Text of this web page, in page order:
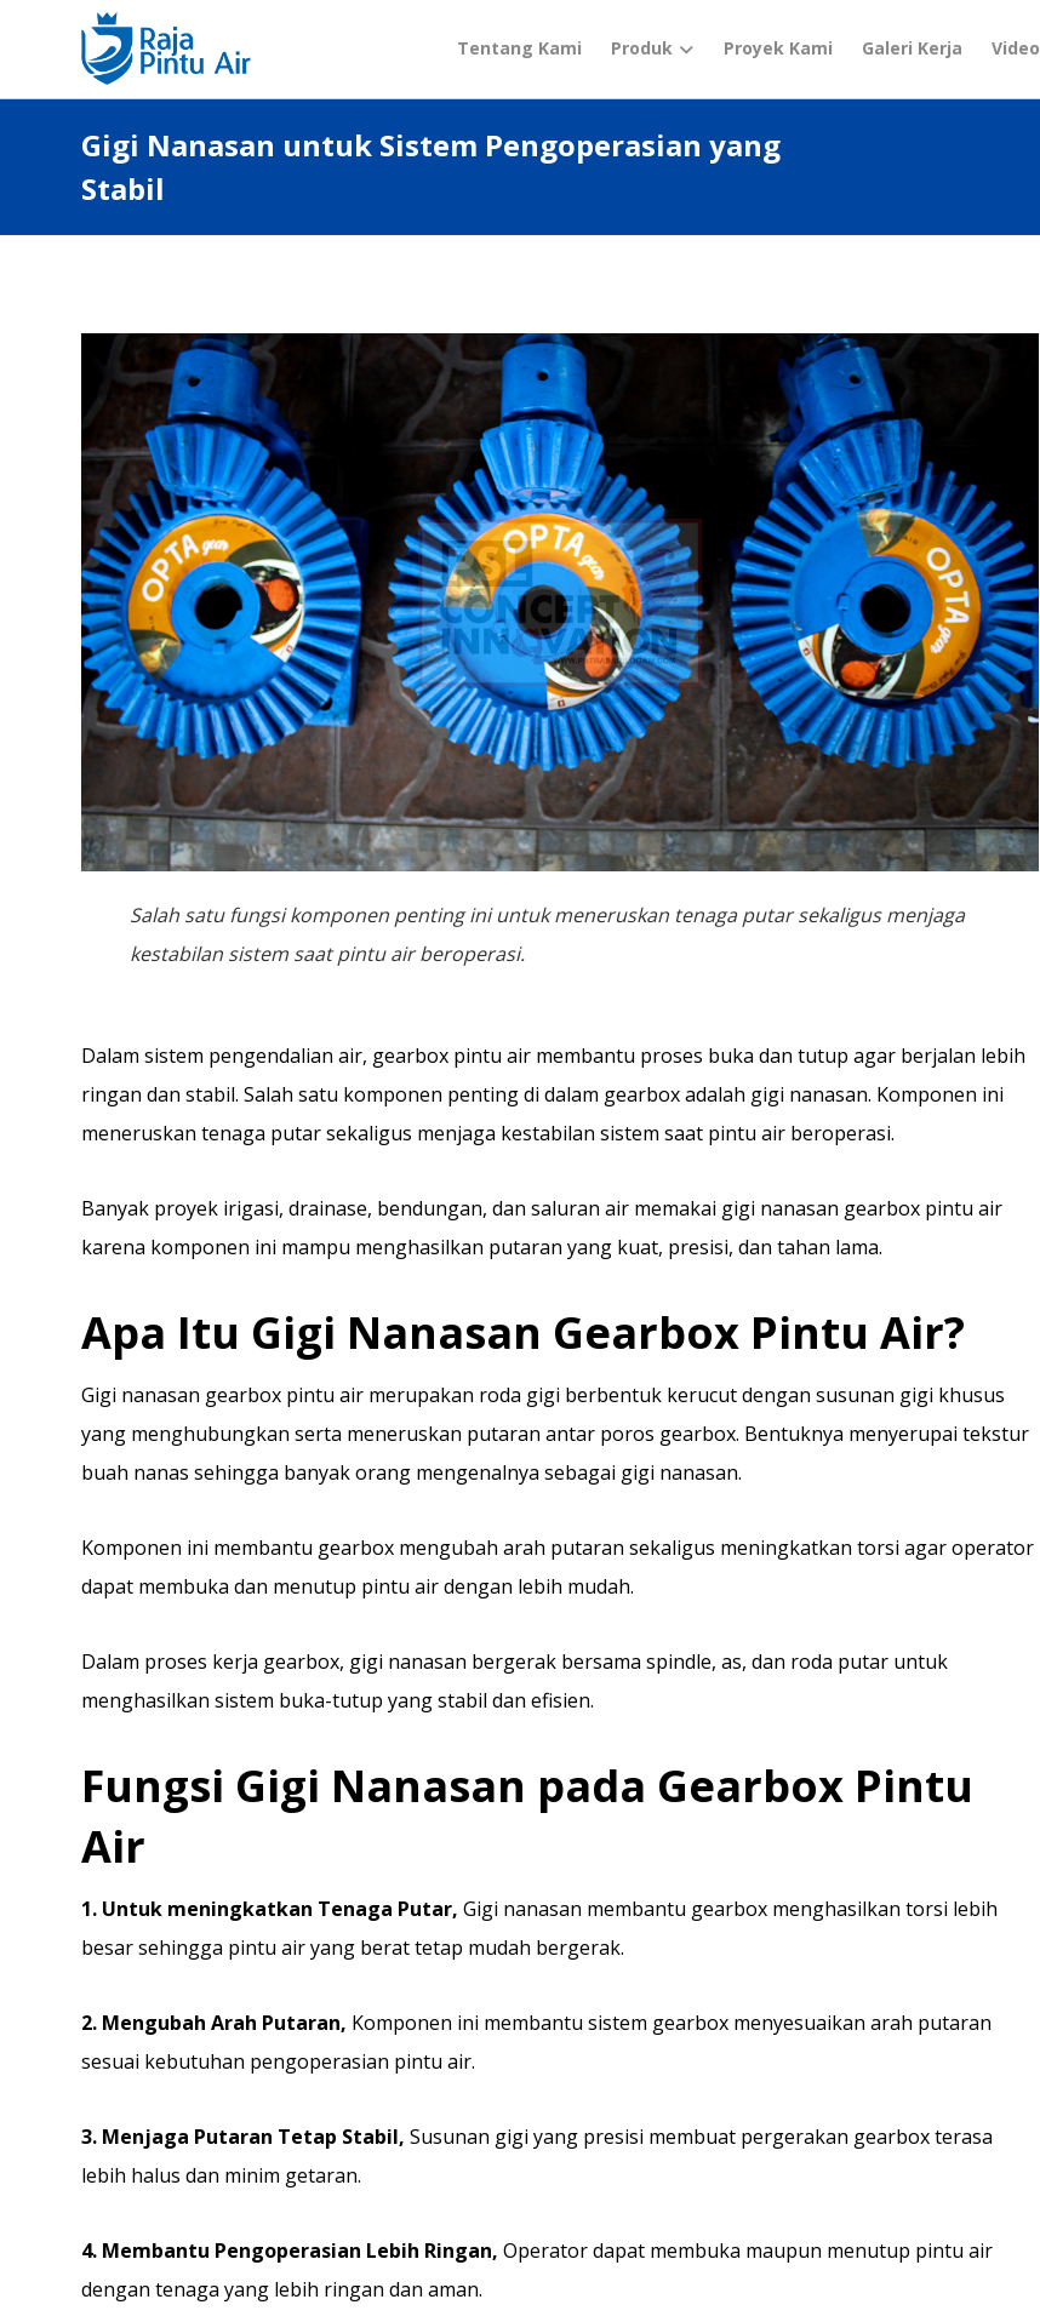
Tentang Kami Produk Proyek Kami Galeri Kerja Video
Gigi Nanasan untuk Sistem Pengoperasian yang
Stabil
Salah satu fungsi komponen penting ini untuk meneruskan tenaga putar sekaligus menjaga
kestabilan sistem saat pintu air beroperasi.
Dalam sistem pengendalian air, gearbox pintu air membantu proses buka dan tutup agar berjalan lebih
ringan dan stabil. Salah satu komponen penting di dalam gearbox adalah gigi nanasan. Komponen ini
meneruskan tenaga putar sekaligus menjaga kestabilan sistem saat pintu air beroperasi.
Banyak proyek irigasi, drainase, bendungan, dan saluran air memakai gigi nanasan gearbox pintu air
karena komponen ini mampu menghasilkan putaran yang kuat, presisi, dan tahan lama.
Apa Itu Gigi Nanasan Gearbox Pintu Air?
Gigi nanasan gearbox pintu air merupakan roda gigi berbentuk kerucut dengan susunan gigi khusus
yang menghubungkan serta meneruskan putaran antar poros gearbox. Bentuknya menyerupai tekstur
buah nanas sehingga banyak orang mengenalnya sebagai gigi nanasan.
Komponen ini membantu gearbox mengubah arah putaran sekaligus meningkatkan torsi agar operator
dapat membuka dan menutup pintu air dengan lebih mudah.
Dalam proses kerja gearbox, gigi nanasan bergerak bersama spindle, as, dan roda putar untuk
menghasilkan sistem buka-tutup yang stabil dan efisien.
Fungsi Gigi Nanasan pada Gearbox Pintu
Air
1. Untuk meningkatkan Tenaga Putar, Gigi nanasan membantu gearbox menghasilkan torsi lebih
besar sehingga pintu air yang berat tetap mudah bergerak.
2. Mengubah Arah Putaran, Komponen ini membantu sistem gearbox menyesuaikan arah putaran
sesuai kebutuhan pengoperasian pintu air.
3. Menjaga Putaran Tetap Stabil, Susunan gigi yang presisi membuat pergerakan gearbox terasa
lebih halus dan minim getaran.
4. Membantu Pengoperasian Lebih Ringan, Operator dapat membuka maupun menutup pintu air
dengan tenaga yang lebih ringan dan aman.